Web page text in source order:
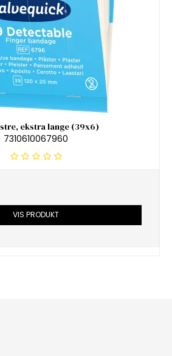
ekstra lange (39x6)
7310610067960
VIS PRODUKT